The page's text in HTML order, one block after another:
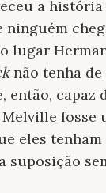
a
ninguém
lugar
não tenha
então, capaz
fosse
eles
suposição